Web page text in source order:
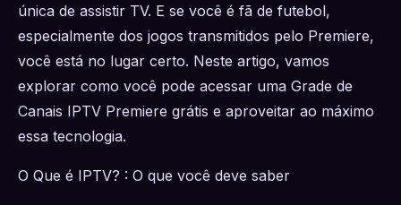
única de assistir TV. E se você é fã de futebol,
especialmente dos jogos transmitidos pelo Premiere,
você está no lugar certo. Neste artigo, vamos
explorar como você pode acessar uma Grade de
Canais IPTV Premiere grátis e aproveitar ao máximo
essa tecnologia.
O Que é IPTV? : O que você deve saber